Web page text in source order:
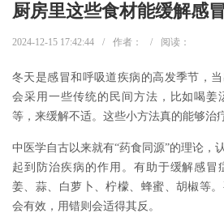
厨房里这些食材能缓解感
2024-12-15 17:42:44 / 作者： / 阅读：
冬天是感冒和呼吸道疾病的高发季节，
会采用一些传统的民间方法，比如喝姜
等，来缓解不适。这些小方法真的能够治
中医学自古以来就有“药食同源”的理论，
起到防治疾病的作用。有助于缓解感冒
姜、蒜、白萝卜、柠檬、蜂蜜、胡椒等
会有效，用错则会适得其反。